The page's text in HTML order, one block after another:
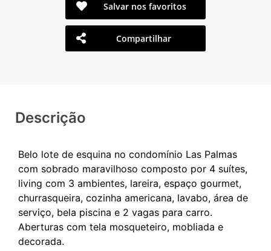
Salvar nos favoritos
Compartilhar
Descrição
Belo lote de esquina no condomínio Las Palmas
com sobrado maravilhoso composto por 4 suítes,
living com 3 ambientes, lareira, espaço gourmet,
churrasqueira, cozinha americana, lavabo, área de
serviço, bela piscina e 2 vagas para carro.
Aberturas com tela mosqueteiro, mobliada e